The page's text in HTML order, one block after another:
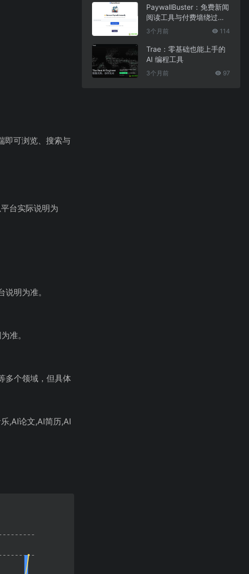
即可浏览、搜索与
台实际说明为
明为准。
准。
多个领域，但具体
,AI论文,AI简历,AI
PaywallBuster：免费新闻
阅读工具与付费墙绕过助
手
3个月前 114
Trae：零基础也能上手的
AI 编程工具
3个月前 97